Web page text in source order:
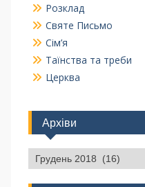
Розклад
Святе Письмо
Сім’я
Таїнства та треби
Церква
Архіви